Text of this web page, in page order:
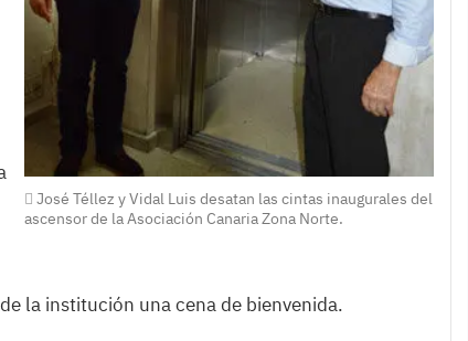
José Téllez y Vidal Luis desatan las cintas inaugurales del
ascensor de la Asociación Canaria Zona Norte.
la institución una cena de bienvenida.